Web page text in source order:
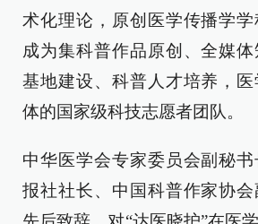
术化理论，原创医学传播学
成为集科普作品原创、全媒
基地建设、科普人才培养，
体的国家级科技志愿者团队。
中华医学会专家委员会副秘
报社社长、中国科普作家协